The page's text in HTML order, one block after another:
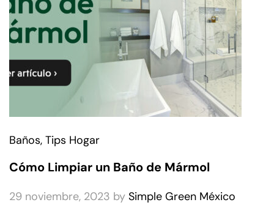
Baños, Tips Hogar
Cómo Limpiar un Baño de Mármol
29 noviembre, 2023 by Simple Green México